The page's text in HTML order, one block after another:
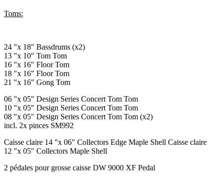
Toms:
24 "x 18" Bassdrums (x2)
13 "x 10" Tom Tom
16 "x 16" Floor Tom
18 "x 16" Floor Tom
21 "x 16" Gong Tom
06 "x 05" Design Series Concert Tom Tom
10 "x 05" Design Series Concert Tom Tom
08 "x 05" Design Series Concert Tom Tom (x2)
incl. 2x pinces SM992
Caisse claire 14 "x 06" Collectors Edge Maple Shell Caisse claire
12 "x 05" Collectors Maple Shell
2 pédales pour grosse caisse DW 9000 XF Pedal